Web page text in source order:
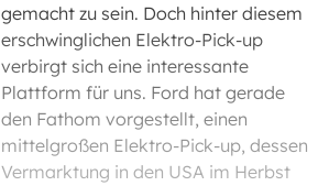
gemacht zu sein. Doch hinter diesem
erschwinglichen Elektro-Pick-up
verbirgt sich eine interessante
Plattform für uns. Ford hat gerade
den Fathom vorgestellt, einen
mittelgroßen Elektro-Pick-up, dessen
Vermarktung in den USA im Herbst